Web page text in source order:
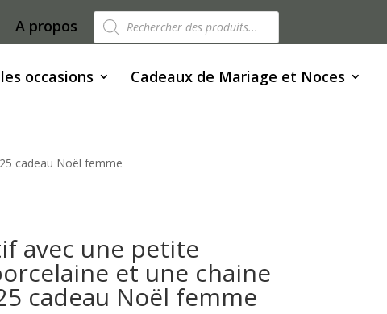
A propos Recherche
de
produits
occasions Cadeaux de Mariage et Noces
cadeau Noël femme
avec une petite
et une chaine
cadeau Noël femme